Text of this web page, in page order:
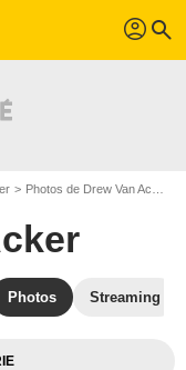
profil search
Photos de Drew Van Acker
Photos Streaming